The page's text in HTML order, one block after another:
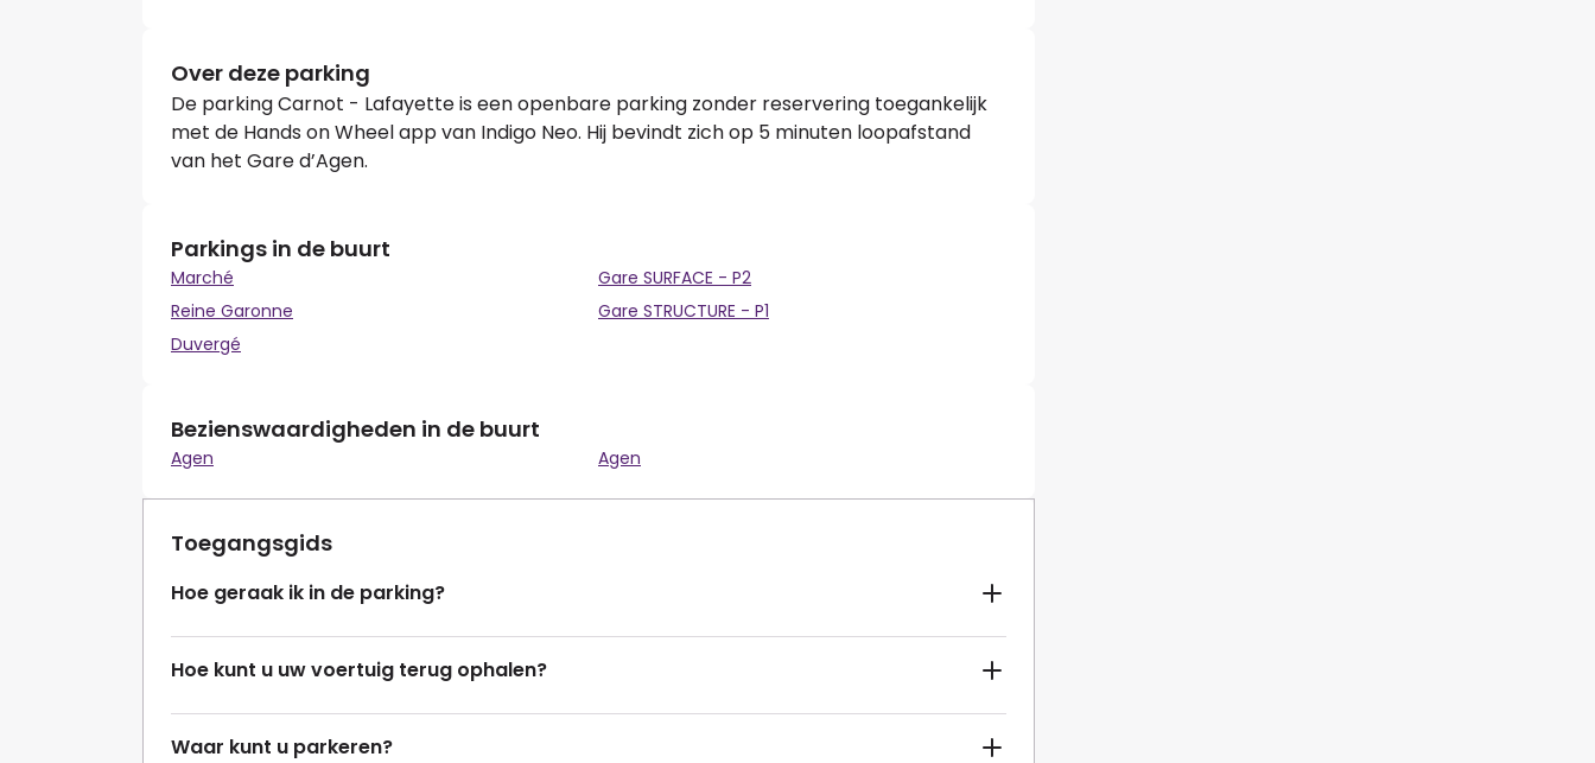
Over deze parking
De parking Carnot - Lafayette is een openbare parking zonder reservering toegankelijk
met de Hands on Wheel app van Indigo Neo. Hij bevindt zich op 5 minuten loopafstand
van het Gare d’Agen.
Parkings in de buurt
Marché
Gare SURFACE - P2
Reine Garonne
Gare STRUCTURE - P1
Duvergé
Bezienswaardigheden in de buurt
Agen Agen
Toegangsgids
Hoe geraak ik in de parking?
Hoe kunt u uw voertuig terug ophalen?
Waar kunt u parkeren?